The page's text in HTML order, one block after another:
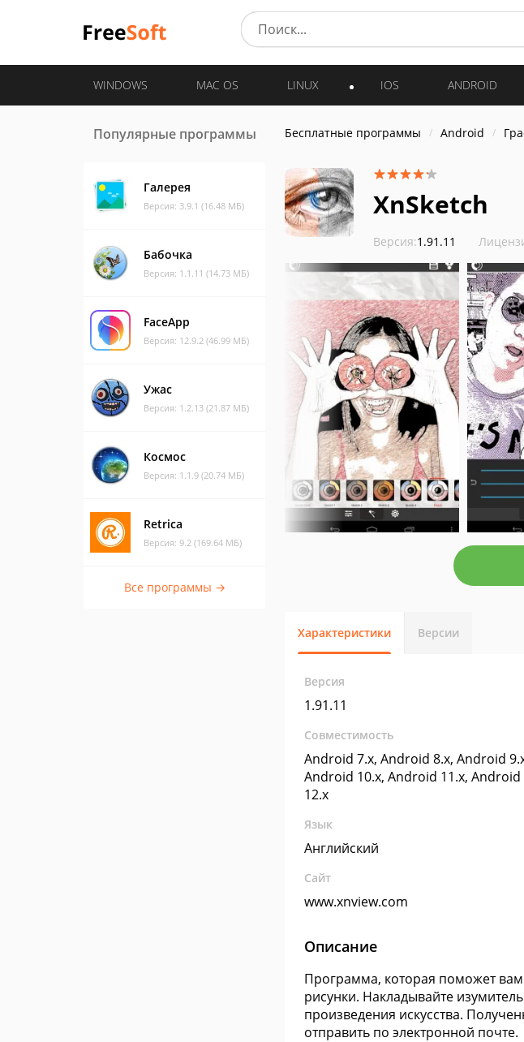
WINDOWS MAC OS LINUX IOS ANDROID
Популярные программы
Галерея
Версия: 3.9.1 (16.48 МБ)
Бабочка
Версия: 1.1.11 (14.73 МБ)
FaceApp
Версия: 12.9.2 (46.99 МБ)
Ужас
Версия: 1.2.13 (21.87 МБ)
Космос
Версия: 1.1.9 (20.74 МБ)
Retrica
Версия: 9.2 (169.64 МБ)
Все программы →
Бесплатные программы Android
XnSketch
Версия:1.91.11
Характеристики Версии
Версия
1.91.11
Совместимость
Android 7.x, Android 8.x, Android
Android 10.x, Android 11.x, Android
12.x
Язык
Английский
Сайт
www.xnview.com
Описание
Программа, которая поможет
рисунки. Накладывайте
произведения искусства.
отправить по электронной почте.